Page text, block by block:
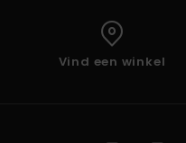
Vind een winkel